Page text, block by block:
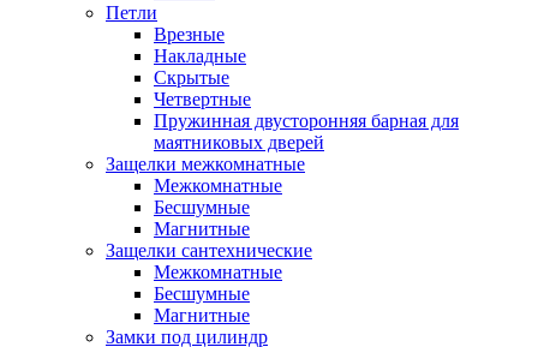
Петли
Врезные
Накладные
Скрытые
Четвертные
Пружинная двусторонняя барная для
маятниковых дверей
Защелки межкомнатные
Межкомнатные
Бесшумные
Магнитные
Защелки сантехнические
Межкомнатные
Бесшумные
Магнитные
Замки под цилиндр